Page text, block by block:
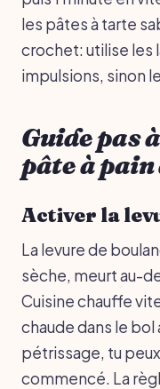
les pâtes à tarte
crochet: utilise les
impulsions, sinon
Guide pas
pâte à
Activer la
La levure de
sèche, meurt au-
Cuisine chauffe
chaude dans le
pétrissage, tu
commencé. La